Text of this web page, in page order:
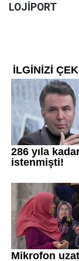
LOJİPORT